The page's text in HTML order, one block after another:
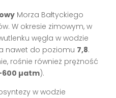
Morza Bałtyckiego
W okresie zimowym, w
węgla w wodzie
nawet do poziomu 7,8.
rośnie również prężność
600 µatm).
w wodzie